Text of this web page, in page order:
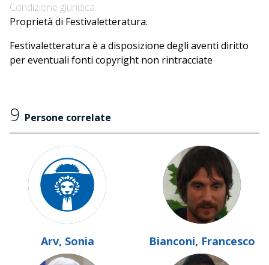
Condizione giuridica
Proprietà di Festivaletteratura.
Festivaletteratura è a disposizione degli aventi diritto
per eventuali fonti copyright non rintracciate
9 Persone correlate
Arv, Sonia Bianconi, Francesco